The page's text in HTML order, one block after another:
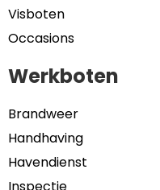
Visboten
Occasions
Werkboten
Brandweer
Handhaving
Havendienst
Inspectie